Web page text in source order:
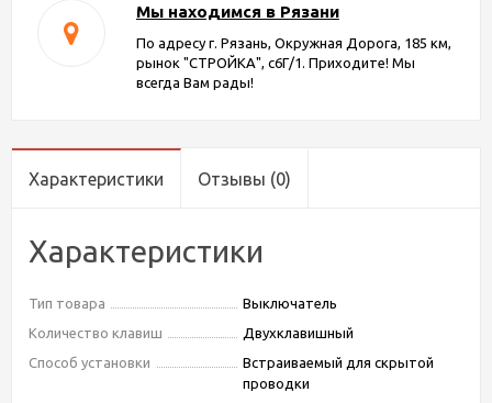
Мы находимся в Рязани
По адресу г. Рязань, Окружная Дорога, 185 км,
рынок "СТРОЙКА", с6Г/1. Приходите! Мы
всегда Вам рады!
Характеристики Отзывы (0)
Характеристики
Тип товара
Выключатель
Количество клавиш
Двухклавишный
Способ установки
Встраиваемый для скрытой
проводки